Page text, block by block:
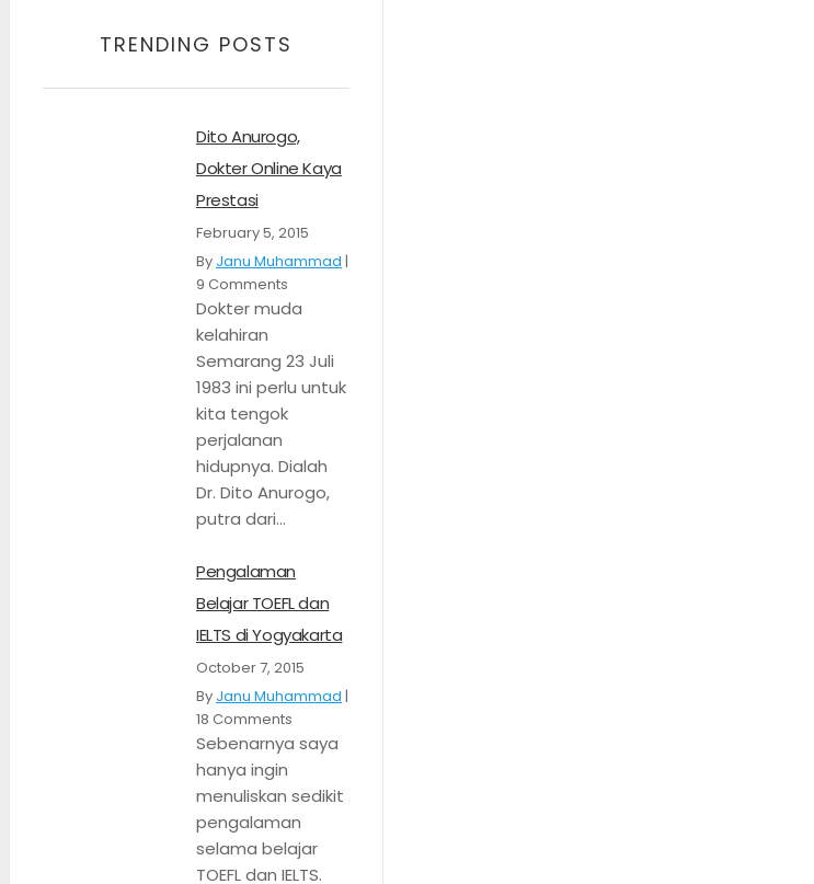
TRENDING POSTS
Dito Anurogo,
Dokter Online Kaya
Prestasi
February 5, 2015
By Janu Muhammad |
9 Comments
Dokter muda
kelahiran
Semarang 23 Juli
1983 ini perlu untuk
kita tengok
perjalanan
hidupnya. Dialah
Dr. Dito Anurogo,
putra dari...
Pengalaman
Belajar TOEFL dan
IELTS di Yogyakarta
October 7, 2015
By Janu Muhammad |
18 Comments
Sebenarnya saya
hanya ingin
menuliskan sedikit
pengalaman
selama belajar
TOEFL dan IELTS.